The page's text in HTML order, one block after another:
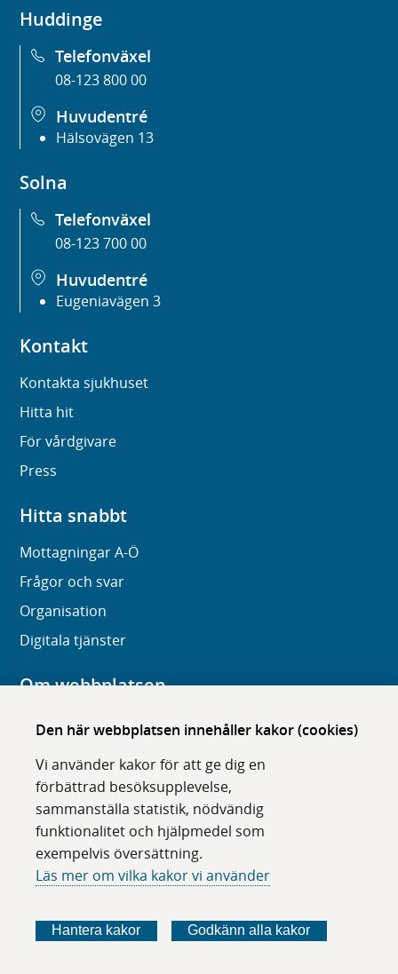
Den här webbplatsen innehåller kakor (cookies)
Vi använder kakor för att ge dig en
förbättrad besöksupplevelse,
sammanställa statistik, nödvändig
funktionalitet och hjälpmedel som
exempelvis översättning.
Läs mer om vilka kakor vi använder
Hantera kakor Godkänn alla kakor
Huddinge
Telefonväxel
08-123 800 00
Huvudentré
Hälsovägen 13
Solna
Telefonväxel
08-123 700 00
Huvudentré
Eugeniavägen 3
Kontakt
Kontakta sjukhuset
Hitta hit
För vårdgivare
Press
Hitta snabbt
Mottagningar A-Ö
Frågor och svar
Organisation
Digitala tjänster
Om webbplatsen
Om karolinska.se
Tillgänglighet
Om cookies
Följ oss i sociala medier
ö
l
ö
l
ö
l